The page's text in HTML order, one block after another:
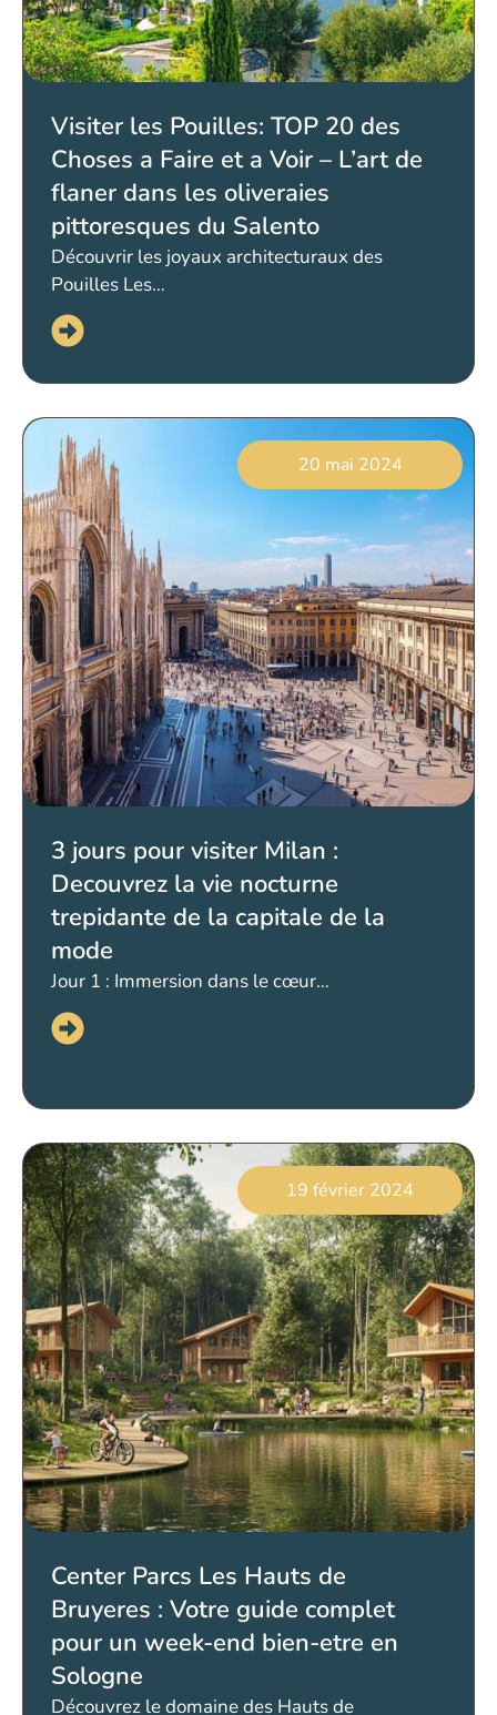
Visiter les Pouilles: TOP 20 des
Choses a Faire et a Voir – L’art de
flaner dans les oliveraies
pittoresques du Salento
Découvrir les joyaux architecturaux des
Pouilles Les…
20 mai 2024
3 jours pour visiter Milan :
Decouvrez la vie nocturne
trepidante de la capitale de la
mode
Jour 1 : Immersion dans le cœur…
19 février 2024
Center Parcs Les Hauts de
Bruyeres : Votre guide complet
pour un week-end bien-etre en
Sologne
Découvrez le domaine des Hauts de